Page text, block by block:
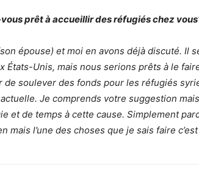
prêt à accueillir des réfugiés chez
épouse) et moi en avons déjà discuté. Il
États-Unis, mais nous serions prêts à le
de soulever des fonds pour les réfugiés
actuelle. Je comprends votre suggestion
et de temps à cette cause. Simplement
mais l’une des choses que je sais faire